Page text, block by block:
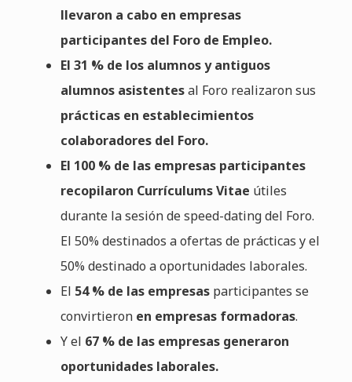
llevaron a cabo en empresas
participantes del Foro de Empleo.
El 31 % de los alumnos y antiguos
alumnos asistentesal Foro realizaron sus
prácticas en establecimientos
colaboradores del Foro.
El 100 % de las empresas participantes
recopilaron Currículums Vitae útiles
durante la sesión de speed-dating del Foro.
El 50% destinados a ofertas de prácticas y el
50% destinado a oportunidades laborales.
El 54 % de las empresas participantes se
convirtieron en empresas formadoras.
Y el 67 % de las empresas generaron
oportunidades laborales.